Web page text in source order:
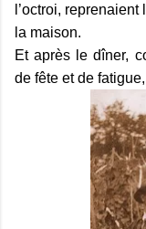
l’octroi,
la maison.
Et après le dîner,
de fête et de